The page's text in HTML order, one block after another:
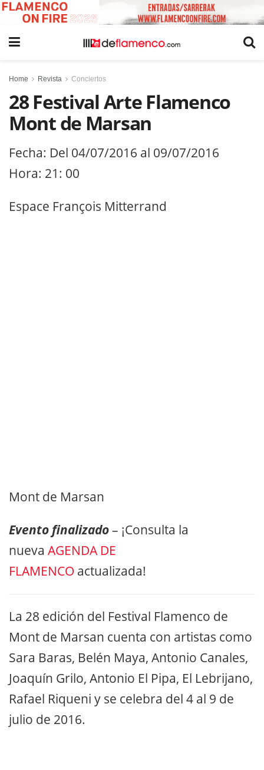
Home Revista Conciertos
28 Festival Arte Flamenco
Mont de Marsan
Fecha: Del 04/07/2016 al 09/07/2016
Hora: 21: 00
Espace François Mitterrand
Mont de Marsan
Evento finalizado– ¡Consulta la
nueva AGENDA DE
FLAMENCO actualizada!
La 28 edición del Festival Flamenco de
Mont de Marsan cuenta con artistas como
Sara Baras, Belén Maya, Antonio Canales,
Joaquín Grilo, Antonio El Pipa, El Lebrijano,
Rafael Riqueni y se celebra del 4 al 9 de
julio de 2016.